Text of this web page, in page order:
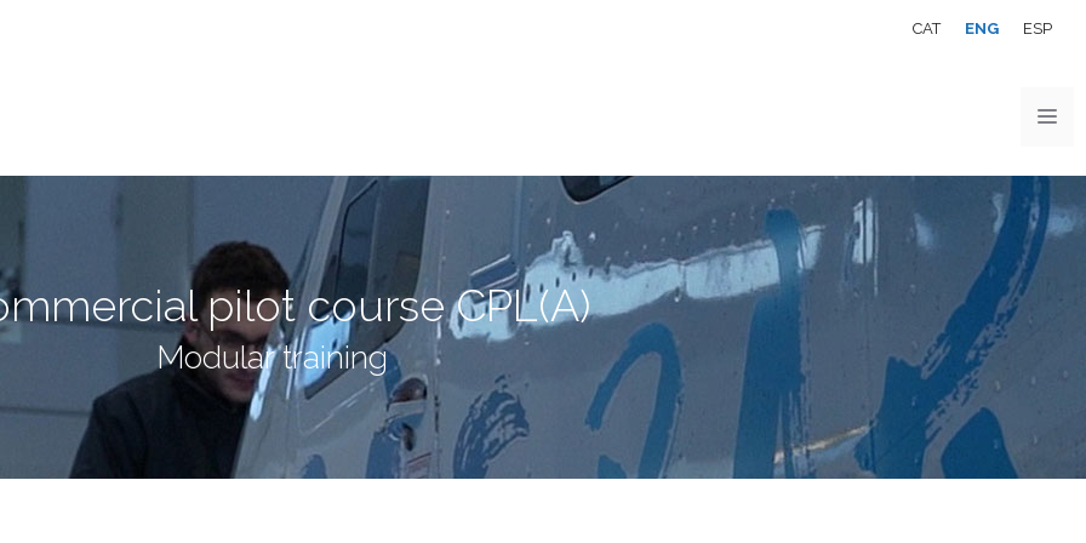
CAT ENG ESP
pilot course CPL(A)
Modular training